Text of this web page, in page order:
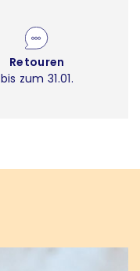
Retouren
bis zum 31.01.